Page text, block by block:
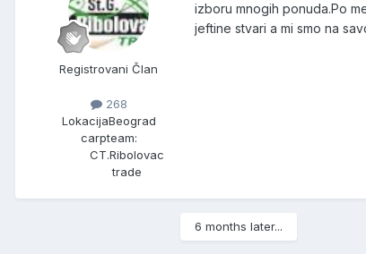
Registrovani Član
268
LokacijaBeograd
carpteam:
CT.Ribolovac
trade
izboru mnogih ponuda.Po
jeftine stvari a mi smo na
6 months later...